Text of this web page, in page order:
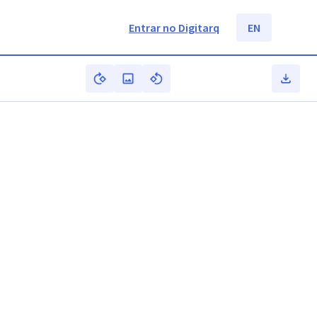
Entrar no Digitarq EN